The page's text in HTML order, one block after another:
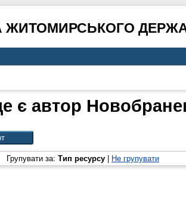
ЖИТОМИРСЬКОГО
є автор
Групувати за: Тип ресурсу Не групувати